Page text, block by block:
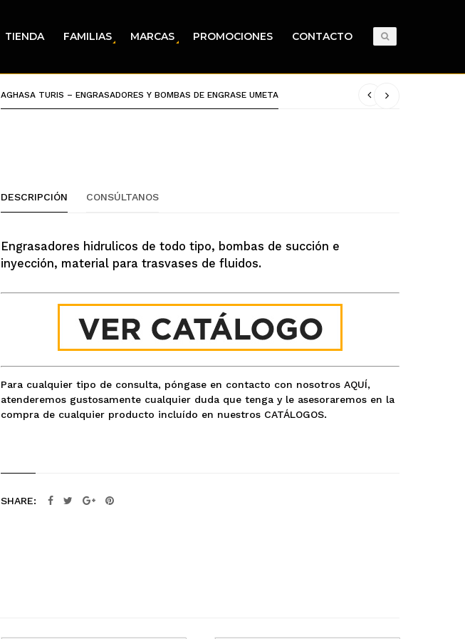
TIENDA FAMILIAS MARCAS PROMOCIONES CONTACTO
AGHASA TURIS – ENGRASADORES Y BOMBAS DE ENGRASE UMETA
DESCRIPCIÓN CONSÚLTANOS
Engrasadores hidrulicos de todo tipo, bombas de succión e
inyección, material para trasvases de fluidos.
Para cualquier tipo de consulta, póngase en contacto con nosotros AQUÍ,
atenderemos gustosamente cualquier duda que tenga y le asesoraremos en la
compra de cualquier producto incluído en nuestros CATÁLOGOS.
SHARE: